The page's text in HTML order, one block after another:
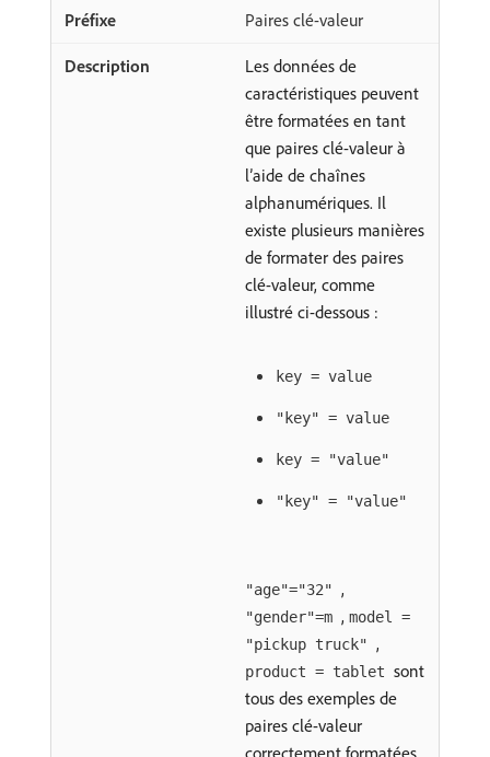
Paires clé-valeur
Les données de
caractéristiques peuvent
être formatées en tant
que paires clé-valeur à
l’aide de chaînes
alphanumériques. Il
existe plusieurs manières
de formater des paires
clé-valeur, comme
illustré ci-dessous :
key = value
"key" = value
key = "value"
"key" = "value"
"age"="32" ,
"gender"=m , model =
"pickup truck" ,
product = tablet sont
tous des exemples de
paires clé-valeur
correctement formatées.